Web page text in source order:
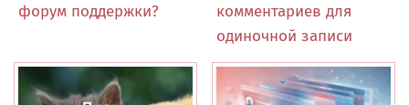
форум поддержки?
комментариев для
одиночной записи